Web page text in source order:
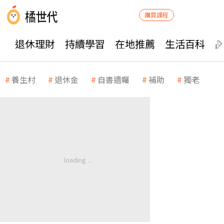
購買課程
退休理財 持續學習 在地推薦 生活百科
養生村 退休金 自書遺囑 補助 獨老